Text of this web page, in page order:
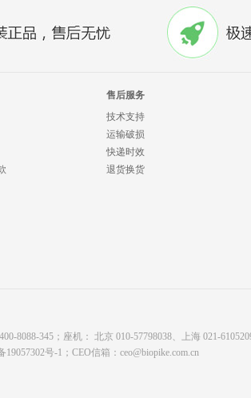
售后服务
技术支持
运输破损
快递时效
退货换货
8088-345；座机： 北京 010-57798038、上海 021-
19057302号-1 ；CEO信箱： ceo@biopike.com.cn